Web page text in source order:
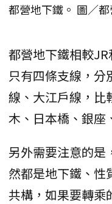
都營地下鐵。 圖／
都營地下鐵相較
只有四條支線，分
線、大江戶線，比
木、日本橋、銀座
另外需要注意的
然都是地下鐵、性
共構，如果要轉乘